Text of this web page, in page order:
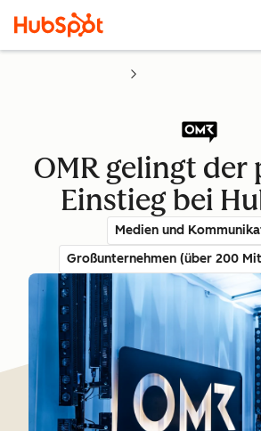
OMR gelingt der
Einstieg bei
Medien und
Großunternehmen (über 200